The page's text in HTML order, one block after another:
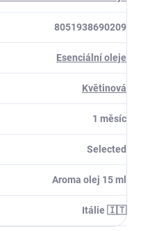
8051938690209
Esenciální oleje
Květinová
1 měsíc
Selected
Aroma olej 15 ml
Itálie 🇮🇹